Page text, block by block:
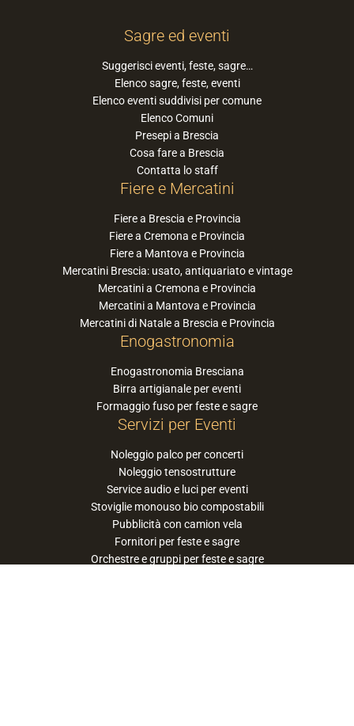
Sagre ed eventi
Suggerisci eventi, feste, sagre…
Elenco sagre, feste, eventi
Elenco eventi suddivisi per comune
Elenco Comuni
Presepi a Brescia
Cosa fare a Brescia
Contatta lo staff
Fiere e Mercatini
Fiere a Brescia e Provincia
Fiere a Cremona e Provincia
Fiere a Mantova e Provincia
Mercatini Brescia: usato, antiquariato e vintage
Mercatini a Cremona e Provincia
Mercatini a Mantova e Provincia
Mercatini di Natale a Brescia e Provincia
Enogastronomia
Enogastronomia Bresciana
Birra artigianale per eventi
Formaggio fuso per feste e sagre
Servizi per Eventi
Noleggio palco per concerti
Noleggio tensostrutture
Service audio e luci per eventi
Stoviglie monouso bio compostabili
Pubblicità con camion vela
Fornitori per feste e sagre
Orchestre e gruppi per feste e sagre